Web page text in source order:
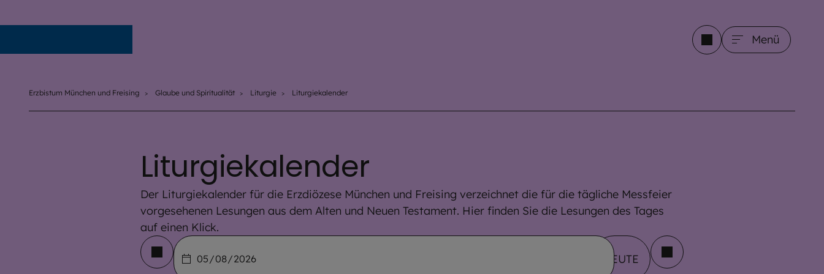
Menü
Erzbistum München und Freising Glaube und Spiritualität Liturgie Liturgiekalender
Liturgiekalender
Der Liturgiekalender für die Erzdiözese München und Freising verzeichnet die für die tägliche Messfeier
vorgesehenen Lesungen aus dem Alten und Neuen Testament. Hier finden Sie die Lesungen des Tages
auf einen Klick.
Datum auswählen
HEUTE